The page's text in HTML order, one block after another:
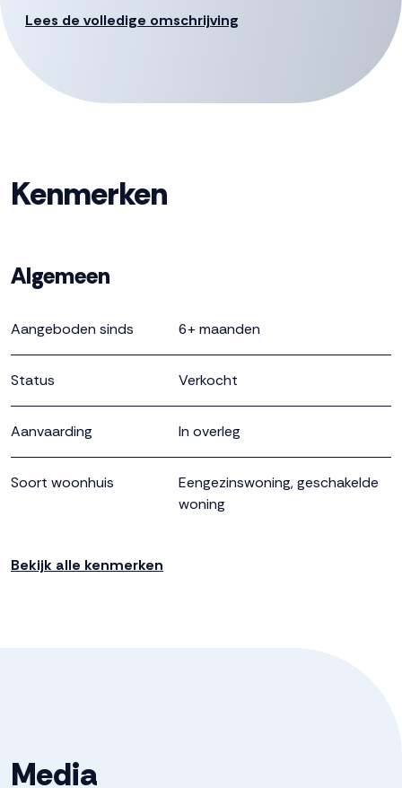
Lees de volledige omschrijving
Kenmerken
Algemeen
Aangeboden sinds 6+ maanden
Status Verkocht
Aanvaarding In overleg
Soort woonhuis
Eengezinswoning, geschakelde
woning
Oppervlakten en inhoud
Bekijk alle kenmerken
Media